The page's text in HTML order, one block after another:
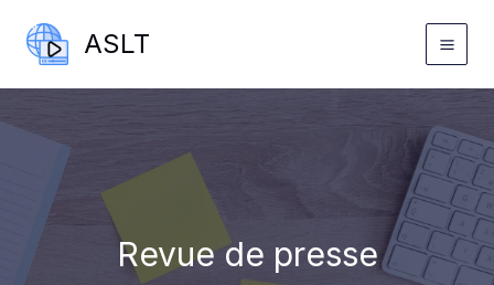
contenu
ASLT
Revue de presse